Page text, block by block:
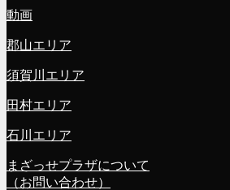
動画
郡山エリア
須賀川エリア
田村エリア
石川エリア
まざっせプラザについて
（お問い合わせ）